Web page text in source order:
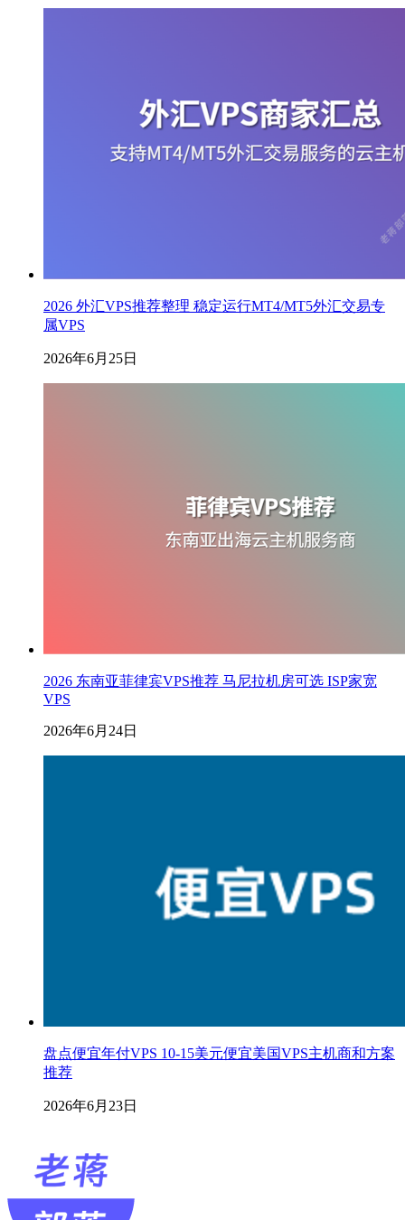
2026 外汇VPS推荐整理 稳定运行MT4/MT5外汇交易专
属VPS
2026年6月25日
2026 东南亚菲律宾VPS推荐 马尼拉机房可选 ISP家宽
VPS
2026年6月24日
盘点便宜年付VPS 10-15美元便宜美国VPS主机商和方案
推荐
2026年6月23日